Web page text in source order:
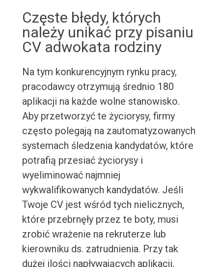
Częste błędy, których
należy unikać przy pisaniu
CV adwokata rodziny
Na tym konkurencyjnym rynku pracy,
pracodawcy otrzymują średnio 180
aplikacji na każde wolne stanowisko.
Aby przetworzyć te życiorysy, firmy
często polegają na zautomatyzowanych
systemach śledzenia kandydatów, które
potrafią przesiać życiorysy i
wyeliminować najmniej
wykwalifikowanych kandydatów. Jeśli
Twoje CV jest wśród tych nielicznych,
które przebrnęły przez te boty, musi
zrobić wrażenie na rekruterze lub
kierowniku ds. zatrudnienia. Przy tak
dużej ilości napływających aplikacji,